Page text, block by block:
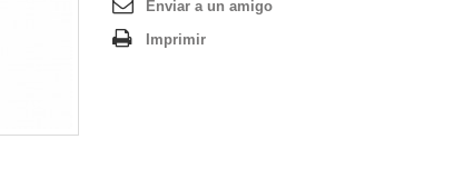
Enviar a un amigo
Imprimir